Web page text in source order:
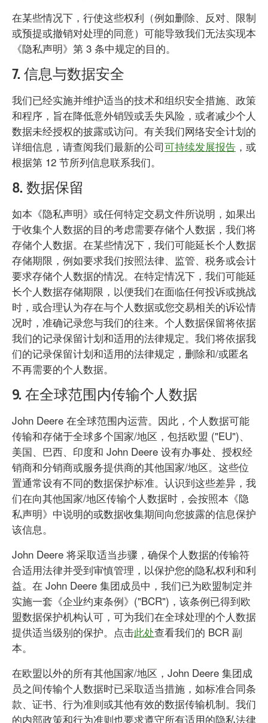
在某些情况下，行使这些权利（例如删除、反对、限制
或预提或撤销对处理的同意）可能导致我们无法实现本
《隐私声明》第 3 条中规定的目的。
7. 信息与数据安全
我们已经实施并维护适当的技术和组织安全措施、政策
和程序，旨在降低意外销毁或丢失风险，或者减少个人
数据未经授权的披露或访问。有关我们网络安全计划的
详细信息，请查阅我们最新的公司可持续发展报告 ，或
根据第 12 节所列信息联系我们。
8. 数据保留
如本《隐私声明》或任何特定交易文件所说明，如果出
于收集个人数据的目的考虑需要存储个人数据，我们将
存储个人数据。在某些情况下，我们可能延长个人数据
存储期限，例如要求我们按照法律、监管、税务或会计
要求存储个人数据的情况。在特定情况下，我们可能延
长个人数据存储期限，以便我们在面临任何投诉或挑战
时，或合理认为存在与个人数据或您交易相关的诉讼情
况时，准确记录您与我们的往来。个人数据保留将依据
我们的记录保留计划和适用的法律规定。我们将依据我
们的记录保留计划和适用的法律规定，删除和/或匿名
不再需要的个人数据。
9. 在全球范围内传输个人数据
John Deere 在全球范围内运营。因此，个人数据可能
传输和存储于全球多个国家/地区，包括欧盟 ("EU")、
美国、巴西、印度和 John Deere 设有办事处、授权经
销商和分销商或服务提供商的其他国家/地区。这些位
置通常设有不同的数据保护标准。认识到这些差异，我
们在向其他国家/地区传输个人数据时，会按照本《隐
私声明》中说明的或数据收集期间向您披露的信息保护
该信息。
John Deere 将采取适当步骤，确保个人数据的传输符
合适用法律并受到审慎管理，以保护您的隐私权利和利
益。在 John Deere 集团成员中，我们已为欧盟制定并
实施一套《企业约束条例》("BCR")，该条例已得到欧
盟数据保护机构认可，可为我们在全球处理的个人数据
提供适当级别的保护。点击此处查看我们的 BCR 副
本。
在欧盟以外的所有其他国家/地区，John Deere 集团成
员之间传输个人数据时已采取适当措施，如标准合同条
款、证书、行为准则或其他有效的数据传输机制。我们
的内部政策和行为准则也要求遵守所有适用的隐私法律